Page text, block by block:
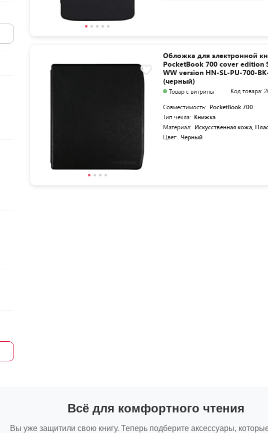
Обложка для электронной
PocketBook 700 cover edition
WW version HN-SL-PU-700-
(черный)
Товар с витрины
Код товара:
Совместимость: PocketBook 700
Тип чехла: Книжка
Материал: Искусственная кожа,
Цвет: Черный
Всё для комфортного чтения
Вы уже защитили свою книгу. Теперь подберите аксессуары,